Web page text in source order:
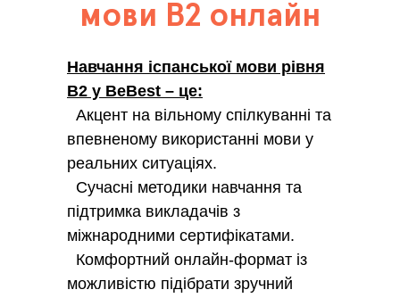
мови B2 онлайн
Навчання іспанської мови рівня
B2 у BeBest – це:
Акцент на вільному спілкуванні та
впевненому використанні мови у
реальних ситуаціях.
Сучасні методики навчання та
підтримка викладачів з
міжнародними сертифікатами.
Комфортний онлайн-формат із
можливістю підібрати зручний